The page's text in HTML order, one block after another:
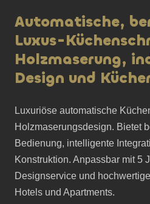
Automatische,
Luxus-
Holzmaserung,
Design und
Luxuriöse automatische
Holzmaserungsdesign. Bietet
Bedienung, intelligente
Konstruktion. Anpassbar mit 5
Designservice und
Hotels und Apartments.